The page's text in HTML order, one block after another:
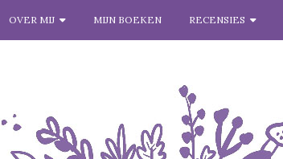
OVER MIJ MIJN BOEKEN RECENSIES